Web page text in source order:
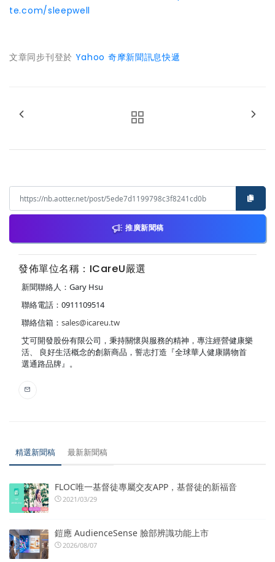
te.com/sleepwell
文章同步刊登於 Yahoo 奇摩新聞訊息快遞
推廣新聞稿
發佈單位名稱：ICareU嚴選
新聞聯絡人：Gary Hsu
聯絡電話：0911109514
聯絡信箱： sales@icareu.tw
艾可開發股份有限公司，秉持關懷與服務的精神，專注經營健康樂
活、 良好生活概念的創新商品，誓志打造『全球華人健康購物首
選通路品牌』。
精選新聞稿 最新新聞稿
FLOC唯一基督徒專屬交友APP，基督徒的新福音
2021/03/29
鎧應 AudienceSense 臉部辨識功能上市
2026/08/07